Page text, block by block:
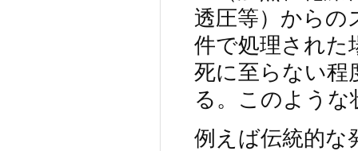
透圧等）からの
件で処理された
死に至らない程
る。このよう
例えば伝統的な